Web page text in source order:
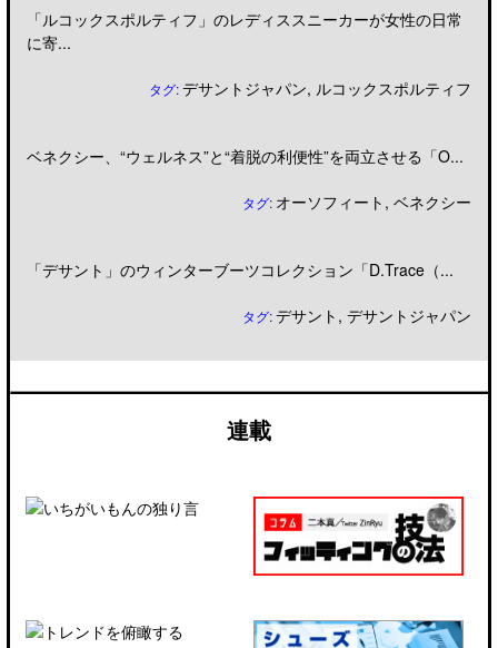
「ルコックスポルティフ」のレディススニーカーが女性の日常
に寄...
タグ:デサントジャパン, ルコックスポルティフ
ベネクシー、“ウェルネス”と“着脱の利便性”を両立させる「O...
タグ: オーソフィート ,ベネクシー
「デサント」のウィンターブーツコレクション「D.Trace（...
タグ:デサント ,デサントジャパン
連載